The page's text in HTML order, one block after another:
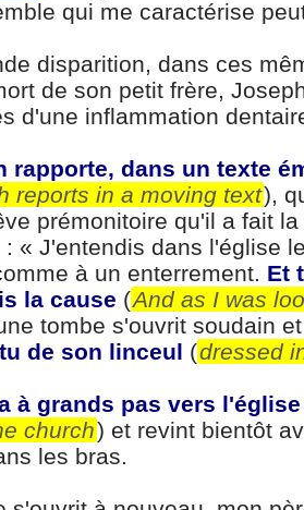
qui me caractérise
disparition, dans ces
de son petit frère,
d'une inflammation
rapporte, dans un texte
reports in a moving text),
prémonitoire qu'il a fait
: « J'entendis dans l'église
à un enterrement. Et
la cause (And as I was
tombe s'ouvrit soudain
de son linceul (dressed
à grands pas vers l'église
church) et revint bientôt
les bras.